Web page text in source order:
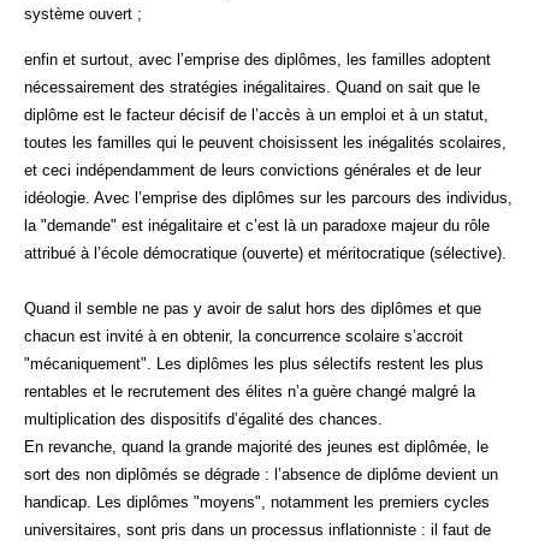
système ouvert ;
enfin et surtout, avec l’emprise des diplômes, les familles adoptent
nécessairement des stratégies inégalitaires. Quand on sait que le
diplôme est le facteur décisif de l’accès à un emploi et à un statut,
toutes les familles qui le peuvent choisissent les inégalités scolaires,
et ceci indépendamment de leurs convictions générales et de leur
idéologie. Avec l’emprise des diplômes sur les parcours des individus,
la "demande" est inégalitaire et c’est là un paradoxe majeur du rôle
attribué à l’école démocratique (ouverte) et méritocratique (sélective).
Quand il semble ne pas y avoir de salut hors des diplômes et que
chacun est invité à en obtenir, la concurrence scolaire s’accroit
"mécaniquement". Les diplômes les plus sélectifs restent les plus
rentables et le recrutement des élites n’a guère changé malgré la
multiplication des dispositifs d’égalité des chances.
En revanche, quand la grande majorité des jeunes est diplômée, le
sort des non diplômés se dégrade : l’absence de diplôme devient un
handicap. Les diplômes "moyens", notamment les premiers cycles
universitaires, sont pris dans un processus inflationniste : il faut de